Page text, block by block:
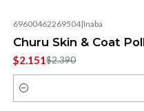
69600462269504|Inaba
Churu Skin & Coat
$2.151$2.390
Cantidad